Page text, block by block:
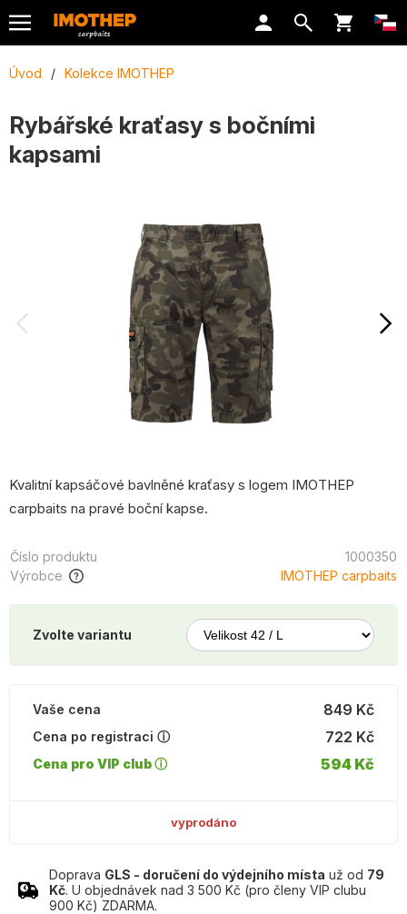
Úvod / Kolekce IMOTHEP
Rybářské kraťasy s bočními
kapsami
Kvalitní kapsáčové bavlněné kraťasy s logem IMOTHEP
carpbaits na pravé boční kapse.
Číslo produktu
1000350
Výrobce
IMOTHEP carpbaits
Zvolte variantu
849 Kč
Vaše cena
Cena po registraci ⓘ
722 Kč
Cena pro VIP club ⓘ 594 Kč
vyprodáno
Doprava GLS - doručení do výdejního místa už od 79
Kč. U objednávek nad 3 500 Kč (pro členy VIP clubu
900 Kč) ZDARMA.